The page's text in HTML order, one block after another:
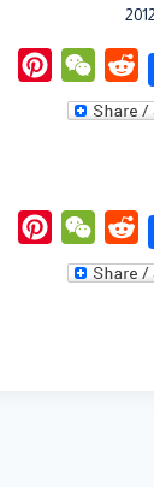
Reddit
WeChat
Reddit
WeChat